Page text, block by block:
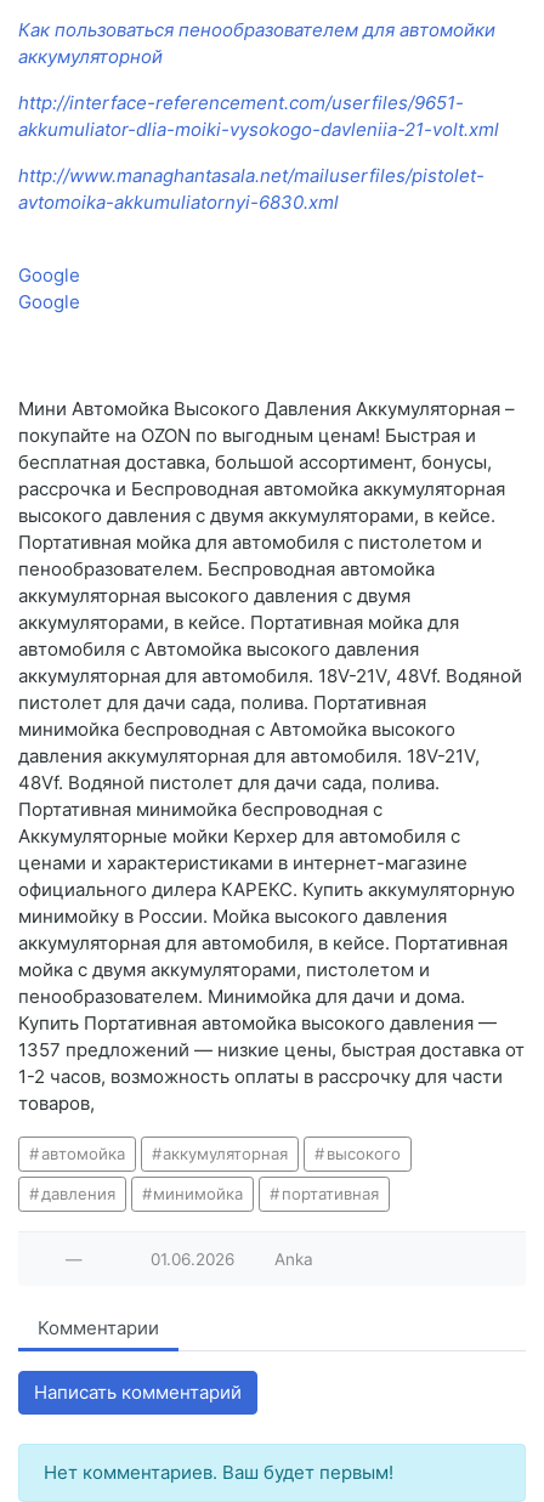
Как пользоваться пенообразователем для автомойки
аккумуляторной
http://interface-referencement.com/userfiles/9651-
akkumuliator-dlia-moiki-vysokogo-davleniia-21-volt.xml
http://www.managhantasala.net/mailuserfiles/pistolet-
avtomoika-akkumuliatornyi-6830.xml
Google
Google
Мини Автомойка Высокого Давления Аккумуляторная –
покупайте на OZON по выгодным ценам! Быстрая и
бесплатная доставка, большой ассортимент, бонусы,
рассрочка и Беспроводная автомойка аккумуляторная
высокого давления с двумя аккумуляторами, в кейсе.
Портативная мойка для автомобиля с пистолетом и
пенообразователем. Беспроводная автомойка
аккумуляторная высокого давления с двумя
аккумуляторами, в кейсе. Портативная мойка для
автомобиля с Автомойка высокого давления
аккумуляторная для автомобиля. 18V-21V, 48Vf. Водяной
пистолет для дачи сада, полива. Портативная
минимойка беспроводная с Автомойка высокого
давления аккумуляторная для автомобиля. 18V-21V,
48Vf. Водяной пистолет для дачи сада, полива.
Портативная минимойка беспроводная с
Аккумуляторные мойки Керхер для автомобиля с
ценами и характеристиками в интернет-магазине
официального дилера КАРЕКС. Купить аккумуляторную
минимойку в России. Мойка высокого давления
аккумуляторная для автомобиля, в кейсе. Портативная
мойка с двумя аккумуляторами, пистолетом и
пенообразователем. Минимойка для дачи и дома.
Купить Портативная автомойка высокого давления —
1357 предложений — низкие цены, быстрая доставка от
1-2 часов, возможность оплаты в рассрочку для части
товаров,
автомойка аккумуляторная высокого
давления минимойка портативная
— 01.06.2026 Anka
Комментарии
Написать комментарий
Нет комментариев. Ваш будет первым!